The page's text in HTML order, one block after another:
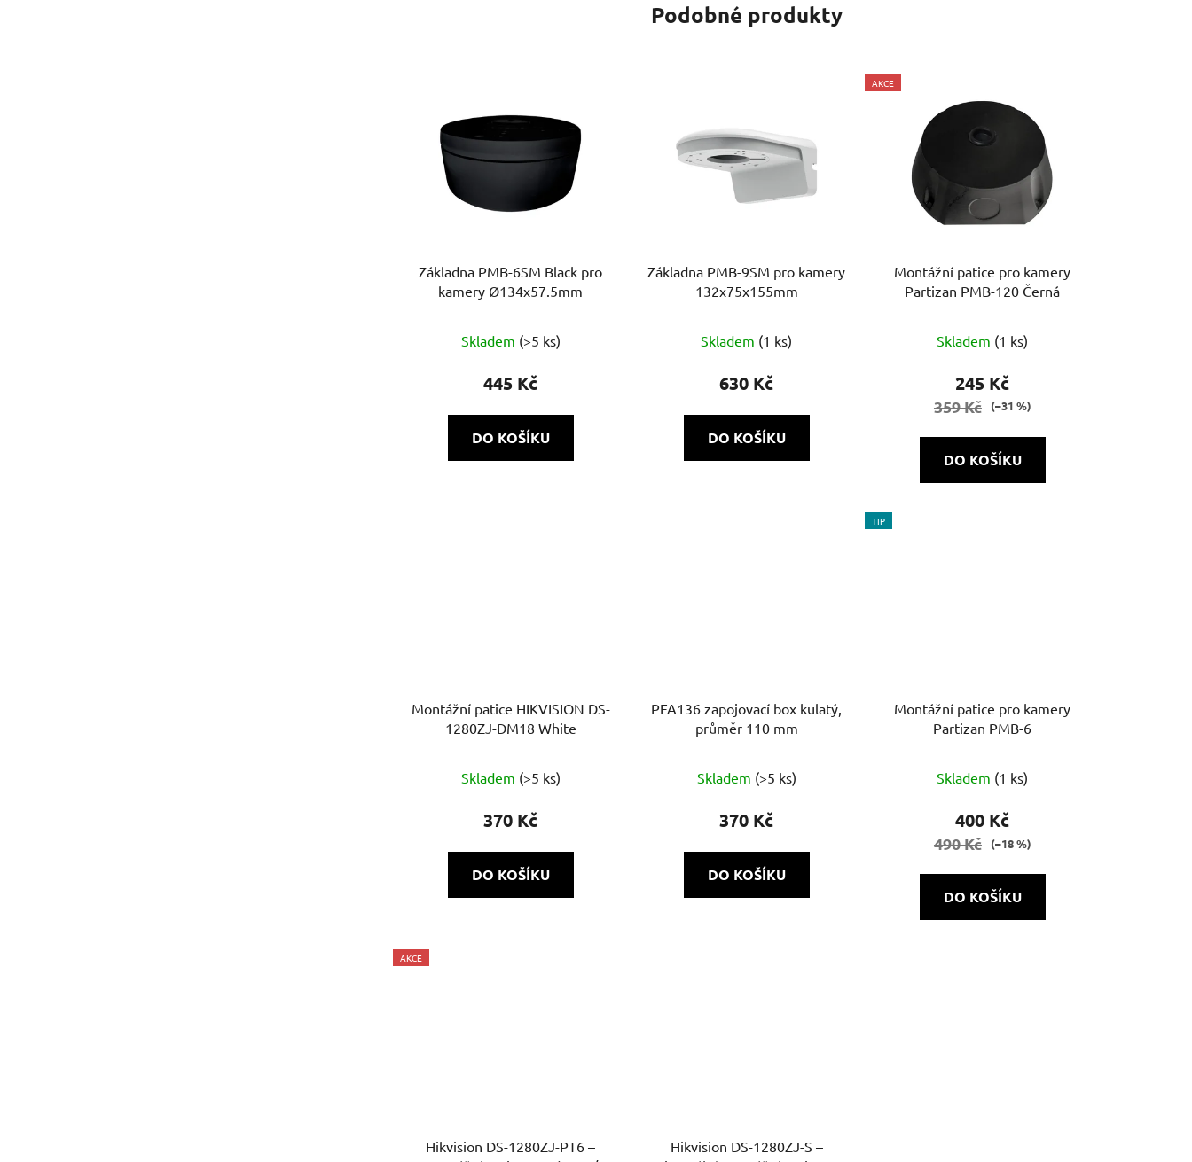
Podobné produkty
Základna PMB-6SM Black pro
kamery Ø134х57.5mm
Skladem (>5 ks)
445 Kč
DO KOŠÍKU
Základna PMB-9SM pro kamery
132х75x155mm
Skladem (1 ks)
630 Kč
DO KOŠÍKU
AKCE
Montážní patice pro kamery
Partizan PMB-120 Černá
Skladem (1 ks)
245 Kč
359 Kč (–31 %)
DO KOŠÍKU
Montážní patice HIKVISION DS-
1280ZJ-DM18 White
Skladem (>5 ks)
370 Kč
DO KOŠÍKU
PFA136 zapojovací box kulatý,
průměr 110 mm
Skladem (>5 ks)
370 Kč
DO KOŠÍKU
TIP
Montážní patice pro kamery
Partizan PMB-6
Skladem (1 ks)
400 Kč
490 Kč (–18 %)
DO KOŠÍKU
AKCE
Hikvision DS-1280ZJ-PT6 –
Hikvision DS-1280ZJ-S –